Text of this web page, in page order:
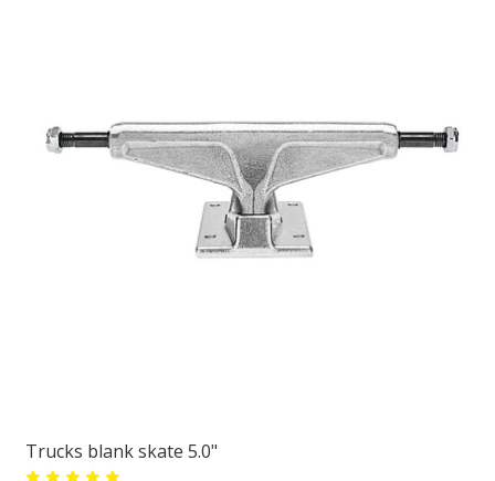
Trucks blank skate 5.0"